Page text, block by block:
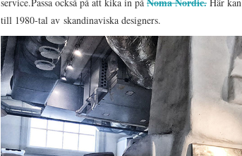
till 1980-tal av skandinaviska designers.